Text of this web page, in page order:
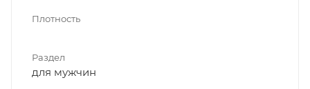
Плотность
Раздел
для мужчин